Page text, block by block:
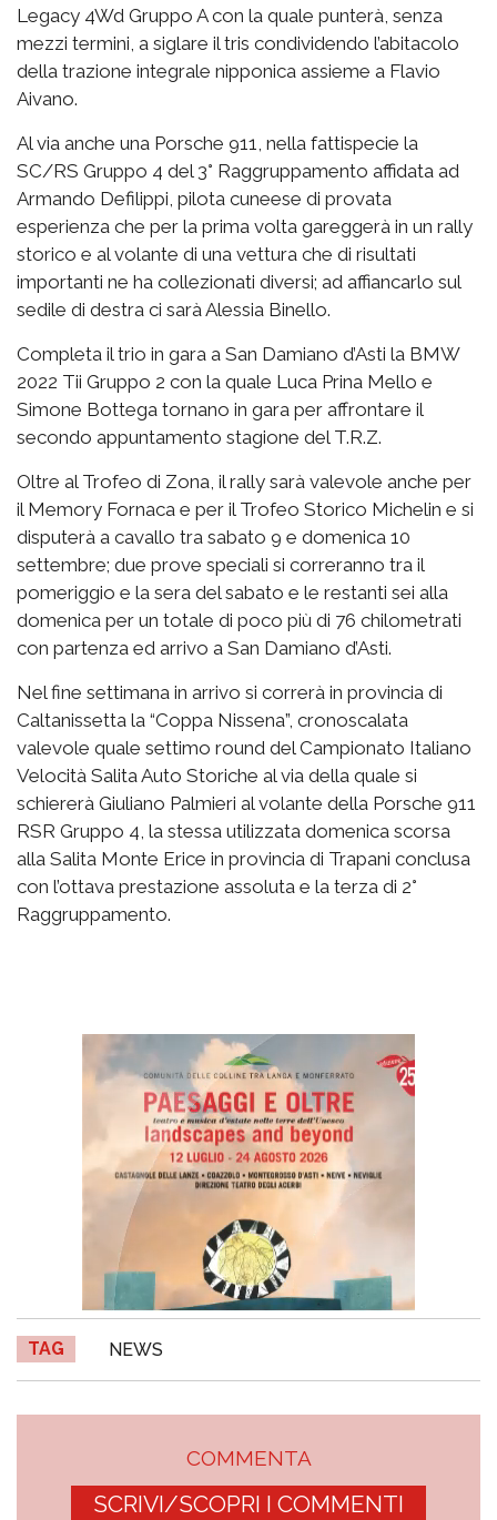
Legacy 4Wd Gruppo A con la quale punterà, senza
mezzi termini, a siglare il tris condividendo l’abitacolo
della trazione integrale nipponica assieme a Flavio
Aivano.
Al via anche una Porsche 911, nella fattispecie la
SC/RS Gruppo 4 del 3° Raggruppamento affidata ad
Armando Defilippi, pilota cuneese di provata
esperienza che per la prima volta gareggerà in un rally
storico e al volante di una vettura che di risultati
importanti ne ha collezionati diversi; ad affiancarlo sul
sedile di destra ci sarà Alessia Binello.
Completa il trio in gara a San Damiano d’Asti la BMW
2022 Tii Gruppo 2 con la quale Luca Prina Mello e
Simone Bottega tornano in gara per affrontare il
secondo appuntamento stagione del T.R.Z.
Oltre al Trofeo di Zona, il rally sarà valevole anche per
il Memory Fornaca e per il Trofeo Storico Michelin e si
disputerà a cavallo tra sabato 9 e domenica 10
settembre; due prove speciali si correranno tra il
pomeriggio e la sera del sabato e le restanti sei alla
domenica per un totale di poco più di 76 chilometrati
con partenza ed arrivo a San Damiano d’Asti.
Nel fine settimana in arrivo si correrà in provincia di
Caltanissetta la “Coppa Nissena”, cronoscalata
valevole quale settimo round del Campionato Italiano
Velocità Salita Auto Storiche al via della quale si
schiererà Giuliano Palmieri al volante della Porsche 911
RSR Gruppo 4, la stessa utilizzata domenica scorsa
alla Salita Monte Erice in provincia di Trapani conclusa
con l’ottava prestazione assoluta e la terza di 2°
Raggruppamento.
TAG NEWS
COMMENTA
SCRIVI/SCOPRI I COMMENTI